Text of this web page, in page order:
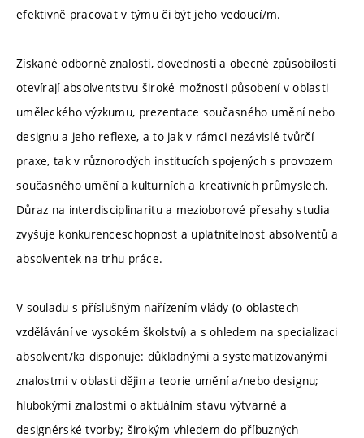
efektivně pracovat v týmu či být jeho vedoucí/m.
Získané odborné znalosti, dovednosti a obecné způsobilosti
otevírají absolventstvu široké možnosti působení v oblasti
uměleckého výzkumu, prezentace současného umění nebo
designu a jeho reflexe, a to jak v rámci nezávislé tvůrčí
praxe, tak v různorodých institucích spojených s provozem
současného umění a kulturních a kreativních průmyslech.
Důraz na interdisciplinaritu a mezioborové přesahy studia
zvyšuje konkurenceschopnost a uplatnitelnost absolventů a
absolventek na trhu práce.
V souladu s příslušným nařízením vlády (o oblastech
vzdělávání ve vysokém školství) a s ohledem na specializaci
absolvent/ka disponuje: důkladnými a systematizovanými
znalostmi v oblasti dějin a teorie umění a/nebo designu;
hlubokými znalostmi o aktuálním stavu výtvarné a
designérské tvorby; širokým vhledem do příbuzných